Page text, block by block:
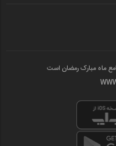
ماه مبارک رمضان است